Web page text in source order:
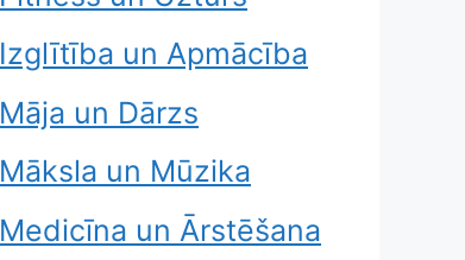
Izglītība un Apmācība
Māja un Dārzs
Māksla un Mūzika
Medicīna un Ārstēšana